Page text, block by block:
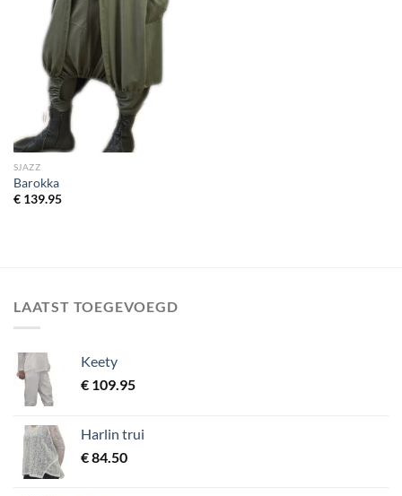
SJAZZ
Barokka
€139.95
LAATST TOEGEVOEGD
Keety
€ 109.95
Harlin trui
€84.50